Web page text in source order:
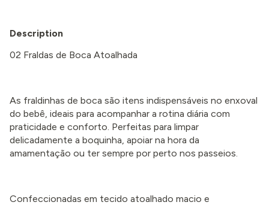
Description
02 Fraldas de Boca Atoalhada
As fraldinhas de boca são itens indispensáveis no enxoval
do bebê, ideais para acompanhar a rotina diária com
praticidade e conforto. Perfeitas para limpar
delicadamente a boquinha, apoiar na hora da
amamentação ou ter sempre por perto nos passeios.
Confeccionadas em tecido atoalhado macio e